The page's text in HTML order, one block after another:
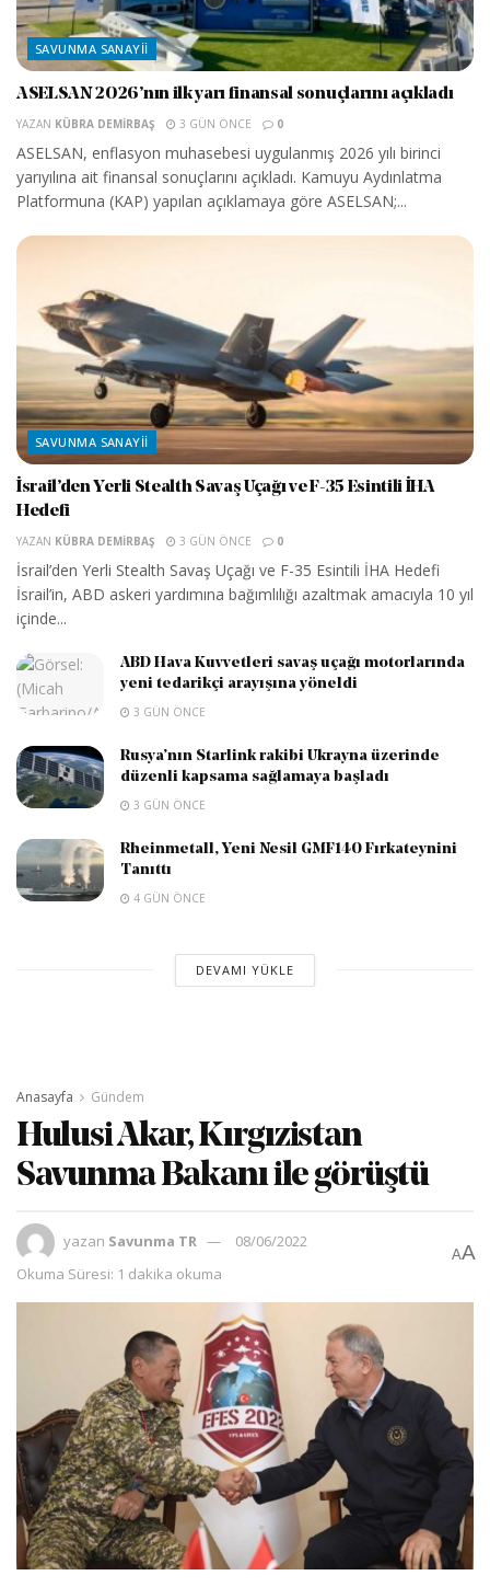
SAVUNMA SANAYII
ASELSAN 2026’nın ilk yarı finansal sonuçlarını açıkladı
YAZAN KÜBRA DEMIRBAŞ 3 GÜN ÖNCE 0
ASELSAN, enflasyon muhasebesi uygulanmış 2026 yılı birinci
yarıyılına ait finansal sonuçlarını açıkladı. Kamuyu Aydınlatma
Platformuna (KAP) yapılan açıklamaya göre ASELSAN;...
SAVUNMA SANAYII
İsrail’den Yerli Stealth Savaş Uçağı ve F-35 Esintili İHA
Hedefi
YAZAN KÜBRA DEMIRBAŞ 3 GÜN ÖNCE 0
İsrail’den Yerli Stealth Savaş Uçağı ve F-35 Esintili İHA Hedefi
İsrail’in, ABD askeri yardımına bağımlılığı azaltmak amacıyla 10 yıl
içinde...
ABD Hava Kuvvetleri savaş uçağı motorlarında
yeni tedarikçi arayışına yöneldi
3 GÜN ÖNCE
Rusya’nın Starlink rakibi Ukrayna üzerinde
düzenli kapsama sağlamaya başladı
3 GÜN ÖNCE
Rheinmetall, Yeni Nesil GMF140 Fırkateynini
Tanıttı
4 GÜN ÖNCE
DEVAMI YÜKLE
Anasayfa Gündem
Hulusi Akar, Kırgızistan
Savunma Bakanı ile görüştü
yazan Savunma TR
08/06/2022
Okuma Süresi: 1 dakika okuma
AA